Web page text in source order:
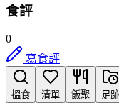
食評
0
寫食評
搵食 清單 飯聚 足跡